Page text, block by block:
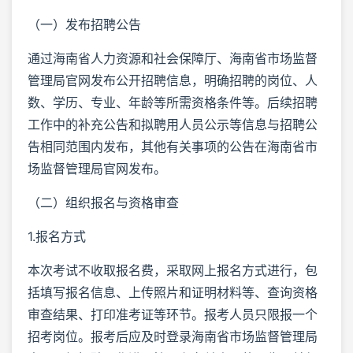
（一）发布招聘公告
通过海南省人力资源和社会保障厅、海南省市场监督
管理局官网发布公开招聘信息，明确招聘的岗位、人
数、学历、专业、年龄等所需资格条件等。后续招聘
工作中的补充公告和拟聘用人员公示等信息与招聘公
告相同范围内发布，其他有关事项的公告在海南省市
场监督管理局官网发布。
（二）组织报名与资格审查
1.报名方式
本次考试不收取报名费，采取网上报名方式进行，包
括填写报名信息、上传照片和证明材料等、查询资格
审查结果、打印准考证等环节。报考人员只限报一个
招考岗位。报考后应及时登录海南省市场监督管理局